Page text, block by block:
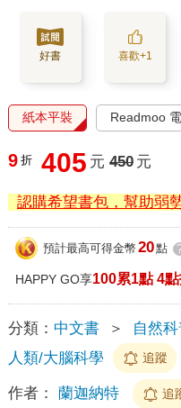
好書 喜歡+1
紙本平裝 Readmoo
9 折 405 元 450 元
認購希望書包，幫助弱
預計最高可得金幣 20點
HAPPY GO享100累1點 4
分類： 中文書 ＞ 自然
人類/大腦科學
追蹤
作者： 蘭迦納特 追